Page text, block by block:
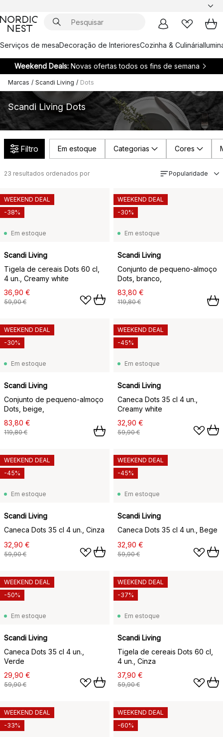
Serviços de mesaDecoração de InterioresCozinha & Culinária
Weekend Deals: Novas ofertas todos os fins de semana
Marcas / Scandi Living / Dots
Scandi Living Dots
Filtro Em estoque Categorias Cores
23 resultados ordenados por Popularidade
Em estoque
Scandi Living
Tigela de cereais Dots 60 cl,
4 un., Creamy white
36,90 €
59,90 €
WEEKEND DEAL
-38%
Em estoque
Scandi Living
Conjunto de pequeno-almoço
Dots, branco,
83,80 €
119,80 €
WEEKEND DEAL
-30%
Em estoque
Scandi Living
Conjunto de pequeno-almoço
Dots, beige,
83,80 €
119,80 €
WEEKEND DEAL
-30%
Em estoque
Scandi Living
Caneca Dots 35 cl 4 un.,
Creamy white
32,90 €
59,90 €
WEEKEND DEAL
-45%
Em estoque
Scandi Living
Caneca Dots 35 cl 4 un., Cinza
32,90 €
59,90 €
WEEKEND DEAL
-45%
Em estoque
Scandi Living
Caneca Dots 35 cl 4 un., Bege
32,90 €
59,90 €
WEEKEND DEAL
-45%
Em estoque
Scandi Living
Caneca Dots 35 cl 4 un.,
Verde
29,90 €
59,90 €
WEEKEND DEAL
-50%
Em estoque
Scandi Living
Tigela de cereais Dots 60 cl,
4 un., Cinza
37,90 €
59,90 €
WEEKEND DEAL
-37%
WEEKEND DEAL
-33%
WEEKEND DEAL
-60%